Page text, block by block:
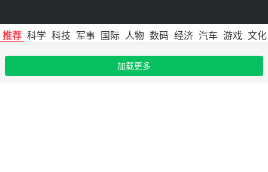
推荐 科学 科技 军事 国际 人物 数码 经济 汽车 游戏 文化
加载更多